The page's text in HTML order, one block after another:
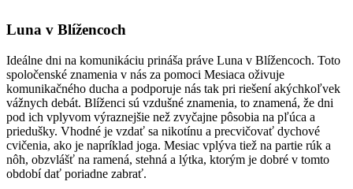
Luna v Blížencoch
Ideálne dni na komunikáciu prináša práve Luna v Blížencoch. Toto
spoločenské znamenia v nás za pomoci Mesiaca oživuje
komunikačného ducha a podporuje nás tak pri riešení akýchkoľvek
vážnych debát. Blíženci sú vzdušné znamenia, to znamená, že dni
pod ich vplyvom výraznejšie než zvyčajne pôsobia na pľúca a
priedušky. Vhodné je vzdať sa nikotínu a precvičovať dychové
cvičenia, ako je napríklad joga. Mesiac vplýva tiež na partie rúk a
nôh, obzvlášť na ramená, stehná a lýtka, ktorým je dobré v tomto
období dať poriadne zabrať.